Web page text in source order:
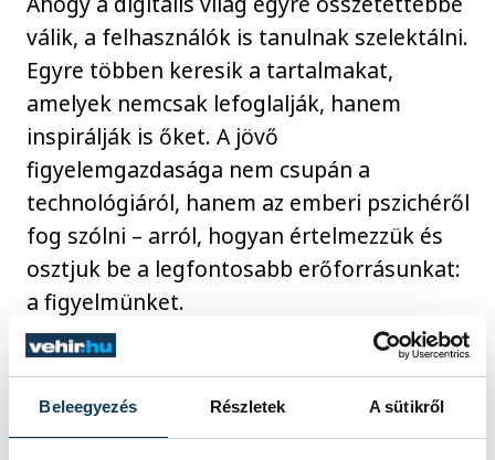
Beleegyezés Részletek A sütikről
válik, a felhasználók is tanulnak szelektálni.
Egyre többen keresik a tartalmakat,
amelyek nemcsak lefoglalják, hanem
inspirálják is őket. A jövő
figyelemgazdasága nem csupán a
technológiáról, hanem az emberi pszichéről
fog szólni – arról, hogyan értelmezzük és
osztjuk be a legfontosabb erőforrásunkat:
a figyelmünket.
A Millioner Casino és a hozzá hasonló
digitális platformok megmutatják, hogy az
élménytervezés ma már tudomány. A